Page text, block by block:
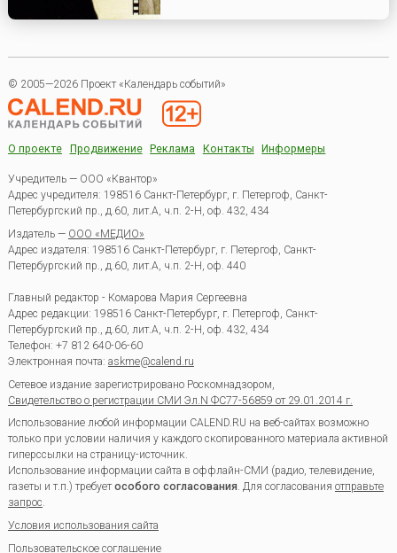
© 2005—2026 Проект «Календарь событий»
О проекте Продвижение Реклама Контакты Информеры
Учредитель — ООО «Квантор»
Адрес учредителя: 198516 Санкт-Петербург, г. Петергоф, Санкт-
Петербургский пр., д.60, лит.А, ч.п. 2-Н, оф. 432, 434
Издатель — ООО «МЕДИО»
Адрес издателя: 198516 Санкт-Петербург, г. Петергоф, Санкт-
Петербургский пр., д.60, лит.А, ч.п. 2-Н, оф. 440
Главный редактор - Комарова Мария Сергеевна
Адрес редакции: 198516 Санкт-Петербург, г. Петергоф, Санкт-
Петербургский пр., д.60, лит.А, ч.п. 2-Н, оф. 432, 434
Телефон: +7 812 640-06-60
Электронная почта: askme@calend.ru
Сетевое издание зарегистрировано Роскомнадзором,
Свидетельство о регистрации СМИ Эл.N ФС77-56859 от 29.01.2014 г.
Использование любой информации CALEND.RU на веб-сайтах возможно
только при условии наличия у каждого скопированного материала активной
гиперссылки на страницу-источник.
Использование информации сайта в оффлайн-СМИ (радио, телевидение,
газеты и т.п.) требуетособого согласования. Для согласования отправьте
запрос.
Условия использования сайта
Пользовательское соглашение